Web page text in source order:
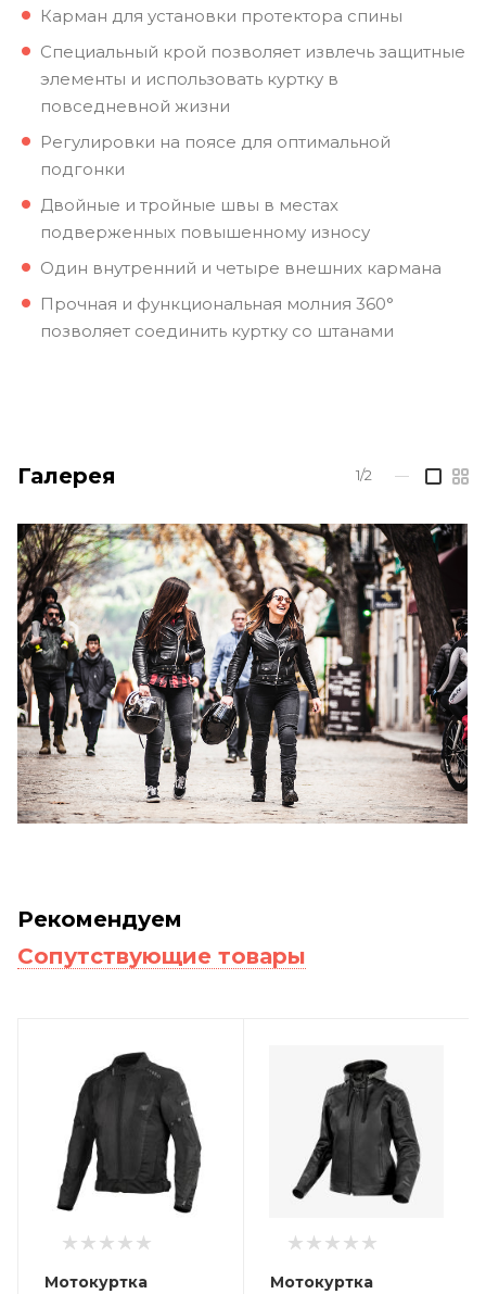
Карман для установки протектора спины
Специальный крой позволяет извлечь защитные
элементы и использовать куртку в
повседневной жизни
Регулировки на поясе для оптимальной
подгонки
Двойные и тройные швы в местах
подверженных повышенному износу
Один внутренний и четыре внешних кармана
Прочная и функциональная молния 360°
позволяет соединить куртку со штанами
Галерея 1/2 —
Рекомендуем
Сопутствующие товары
Мотокуртка
Мотокуртка